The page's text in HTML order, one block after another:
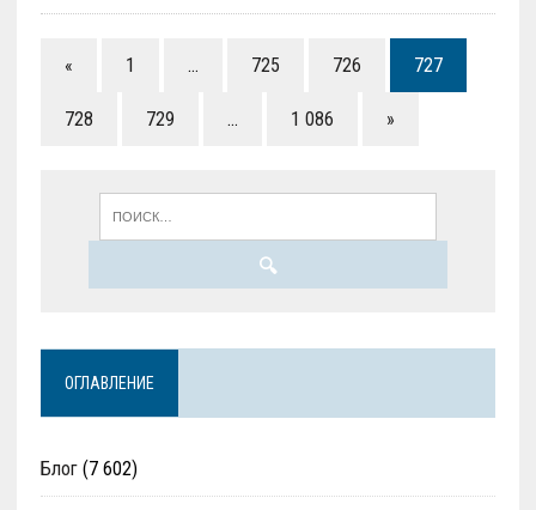
« 1 … 725 726 727
728 729 … 1 086 »
ОГЛАВЛЕНИЕ
Блог(7 602)